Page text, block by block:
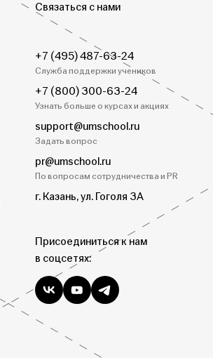
Связаться с нами
+7 (495) 487-63-24
Служба поддержки учеников
+7 (800) 300-63-24
Узнать больше о курсах и акциях
support@umschool.ru
Задать вопрос
pr@umschool.ru
По вопросам сотрудничества и PR
г. Казань, ул. Гоголя 3А
Присоединиться к нам
в соцсетях: